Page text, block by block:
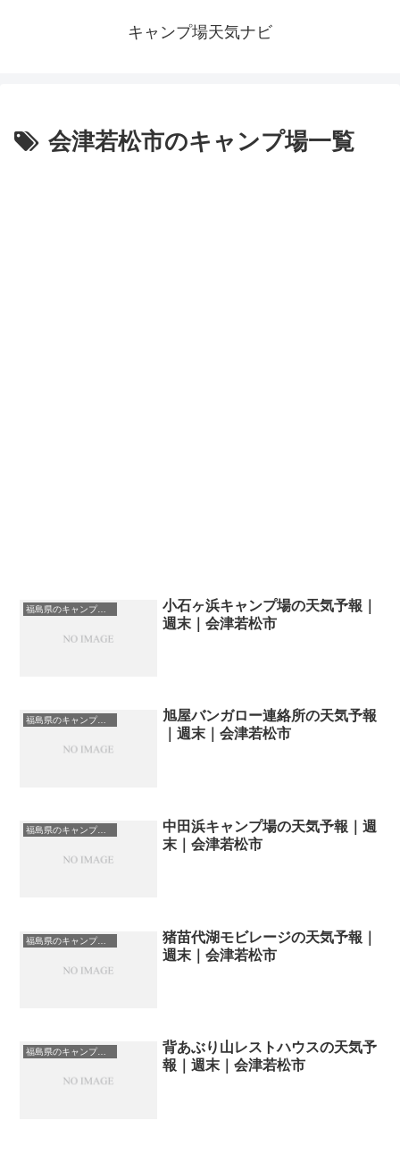
キャンプ場天気ナビ
会津若松市のキャンプ場一覧
福島県のキャンプ場一覧
小石ヶ浜キャンプ場の天気予報｜
週末｜会津若松市
福島県のキャンプ場一覧
旭屋バンガロー連絡所の天気予報
｜週末｜会津若松市
福島県のキャンプ場一覧
中田浜キャンプ場の天気予報｜週
末｜会津若松市
福島県のキャンプ場一覧
猪苗代湖モビレージの天気予報｜
週末｜会津若松市
福島県のキャンプ場一覧
背あぶり山レストハウスの天気予
報｜週末｜会津若松市